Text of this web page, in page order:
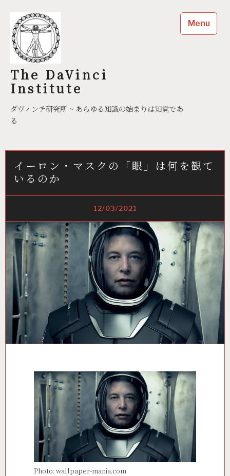
content
The DaVinci
Institute
ダヴィンチ研究所 ~ あらゆる知識の始まりは知覚であ
る
Menu
イーロン・マスクの「眼」は何を観て
いるのか
12/03/2021
Photo: wallpaper-mania.com